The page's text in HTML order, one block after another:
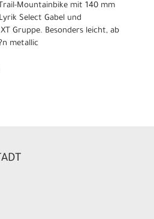
Mountainbike mit 140 mm
Select Gabel und
Gruppe. Besonders leicht, ab
metallic